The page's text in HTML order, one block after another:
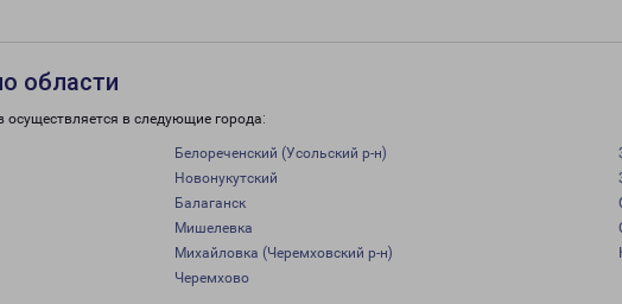
области
осуществляется в следующие города:
Белореченский (Усольский р-н)
Новонукутский
Балаганск
Мишелевка
Михайловка (Черемховский р-н)
Черемхово